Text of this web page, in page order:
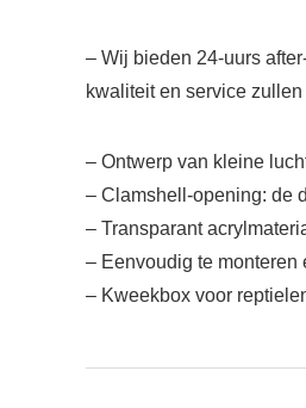
– Wij bieden 24-uurs
kwaliteit en service
– Ontwerp van kleine
– Clamshell-opening: de
– Transparant
– Eenvoudig te monteren
– Kweekbox voor